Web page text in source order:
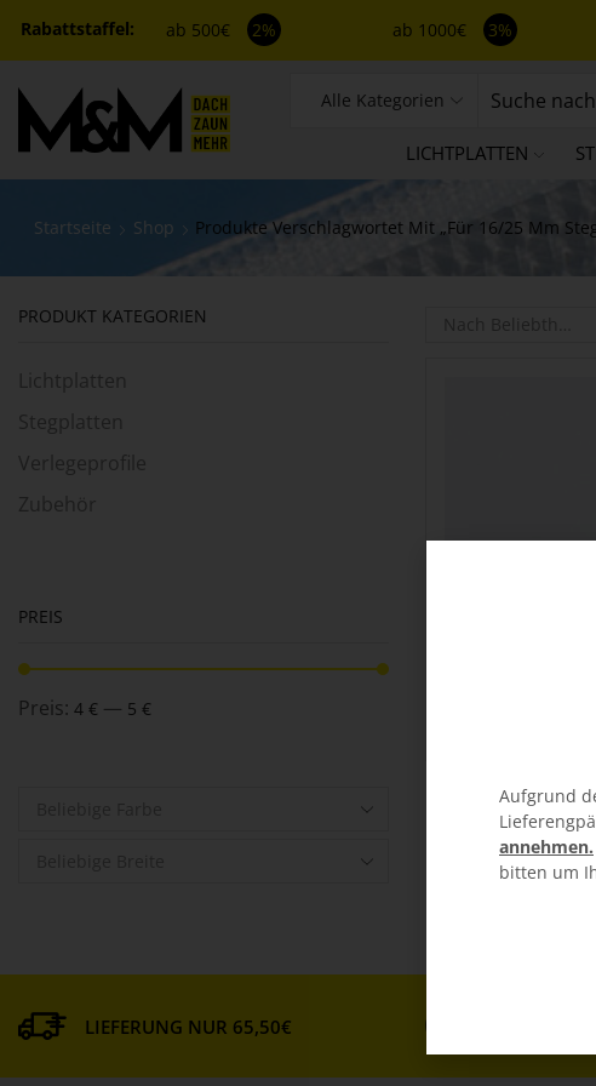
ab 500€ 2% ab 1000€ 3%
Alle Kategorien
LICHTPLATTEN
Startseite Shop Produkte Verschlagwortet Mit „für 16/25 Mm
PRODUKT KATEGORIEN
Lichtplatten
Stegplatten
Verlegeprofile
Zubehör
PREIS
Preis: 4 € — 5 €
LIEFERUNG NUR 65,50€
Aufgrund
annehmen.
bitten um